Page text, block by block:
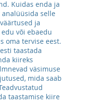
Kuidas enda ja
selle
ja
või ebaedu
oma tervise eest.
taastada
kiireks
väsimuse
mida saab
taastamise kiire